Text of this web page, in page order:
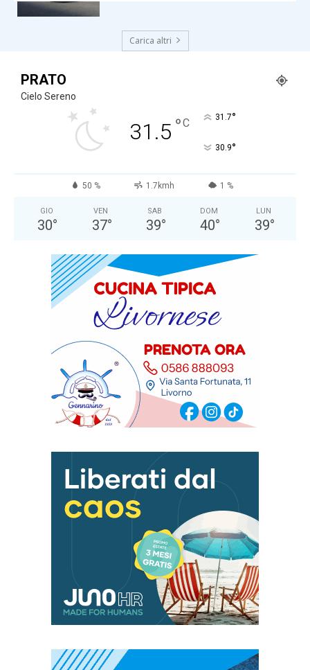
Carica altri
PRATO
Cielo Sereno
31.5 °C 31.7°
30.9°
50 % 1.7kmh 1 %
GIO
30°
VEN
37°
SAB
39°
DOM
40°
LUN
39°